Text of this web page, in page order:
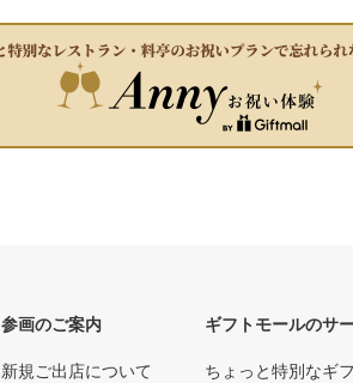
参画のご案内
新規ご出店について
ギフトモールのサ
ちょっと特別なギ